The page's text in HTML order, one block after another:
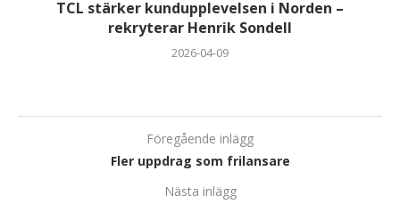
TCL stärker kundupplevelsen i Norden –
rekryterar Henrik Sondell
2026-04-09
Föregående inlägg
Fler uppdrag som frilansare
Nästa inlägg